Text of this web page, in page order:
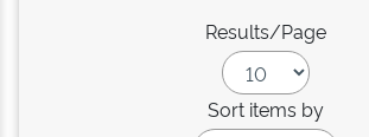
Results/Page
Sort items by